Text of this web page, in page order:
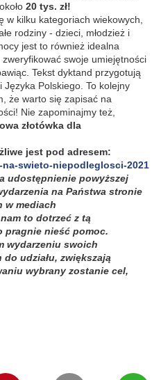
20 tys. zł!
w kilku kategoriach wiekowych,
rodziny - dzieci, młodzież i
jest to również idealna
swoje umiejętności
Tekst dyktand przygotują
Polskiego. To kolejny
że warto się zapisać na
Nie zapominajmy też,
złotówka dla
jest pod adresem:
swieto-niepodleglosci-2021
udostępnienie powyższej
na Państwa stronie
w mediach
to dotrzeć z tą
pragnie nieść pomoc.
wydarzeniu swoich
udziału, zwiększają
wybrany zostanie cel,